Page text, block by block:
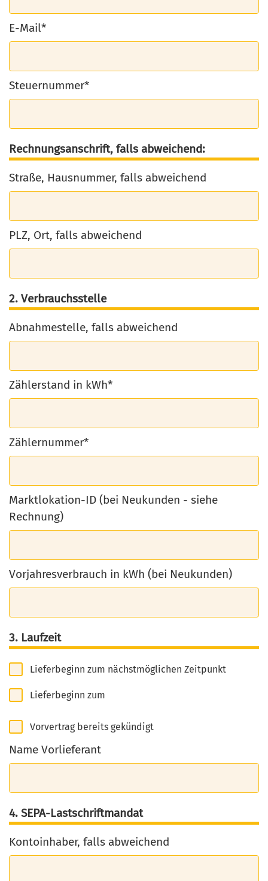
E-Mail*
Steuernummer*
Rechnungsanschrift, falls abweichend:
Straße, Hausnummer, falls abweichend
PLZ, Ort, falls abweichend
2. Verbrauchsstelle
Abnahmestelle, falls abweichend
Zählerstand in kWh*
Zählernummer*
Marktlokation-ID (bei Neukunden - siehe
Rechnung)
Vorjahresverbrauch in kWh (bei Neukunden)
3. Laufzeit
Lieferbeginn zum nächstmöglichen Zeitpunkt
Lieferbeginn zum
Vorvertrag bereits gekündigt
Name Vorlieferant
4. SEPA-Lastschriftmandat
Kontoinhaber, falls abweichend